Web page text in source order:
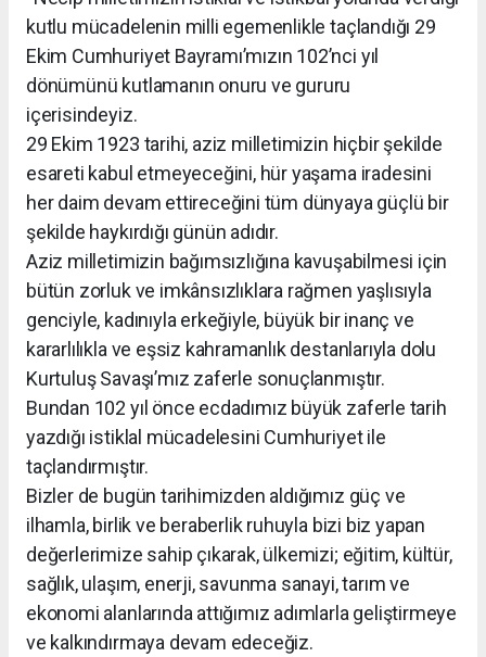
kutlu mücadelenin milli egemenlikle taçlandığı 29
Ekim Cumhuriyet Bayramı’mızın 102’nci yıl
dönümünü kutlamanın onuru ve gururu
içerisindeyiz.
29 Ekim 1923 tarihi, aziz milletimizin hiçbir şekilde
esareti kabul etmeyeceğini, hür yaşama iradesini
her daim devam ettireceğini tüm dünyaya güçlü bir
şekilde haykırdığı günün adıdır.
Aziz milletimizin bağımsızlığına kavuşabilmesi için
bütün zorluk ve imkânsızlıklara rağmen yaşlısıyla
genciyle, kadınıyla erkeğiyle, büyük bir inanç ve
kararlılıkla ve eşsiz kahramanlık destanlarıyla dolu
Kurtuluş Savaşı’mız zaferle sonuçlanmıştır.
Bundan 102 yıl önce ecdadımız büyük zaferle tarih
yazdığı istiklal mücadelesini Cumhuriyet ile
taçlandırmıştır.
Bizler de bugün tarihimizden aldığımız güç ve
ilhamla, birlik ve beraberlik ruhuyla bizi biz yapan
değerlerimize sahip çıkarak, ülkemizi; eğitim, kültür,
sağlık, ulaşım, enerji, savunma sanayi, tarım ve
ekonomi alanlarında attığımız adımlarla geliştirmeye
ve kalkındırmaya devam edeceğiz.